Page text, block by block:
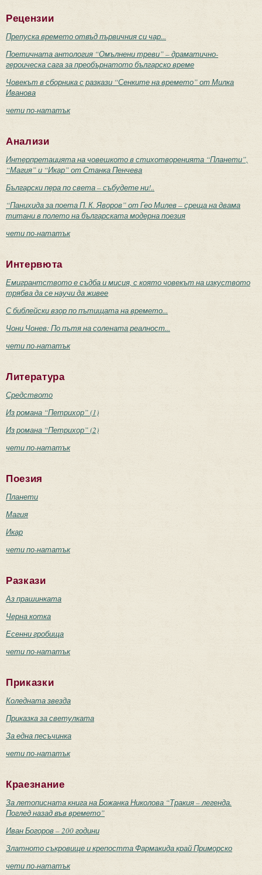
Рецензии
Препуска времето отвъд първичния си чар...
Поетичната антология “Омълнени треви” – драматично-
героическа сага за преобърнатото българско време
Човекът в сборника с разкази “Сенките на времето” от Милка
Иванова
чети по-нататък
Анализи
Интерпретацията на човешкото в стихотворенията “Планети”,
“Магия” и “Икар” от Станка Пенчева
Български пера по света – събудете ни!..
“Панихида за поета П. К. Яворов” от Гео Милев – среща на двама
титани в полето на българската модерна поезия
чети по-нататък
Интервюта
Емигрантството е съдба и мисия, с която човекът на изкуството
трябва да се научи да живее
С библейски взор по пътищата на времето...
Чони Чонев: По пътя на солената реалност...
чети по-нататък
Литература
Средството
Из романа “Петрихор” (1)
Из романа “Петрихор” (2)
чети по-нататък
Поезия
Планети
Магия
Икар
чети по-нататък
Разкази
Аз прашинката
Черна котка
Есенни гробища
чети по-нататък
Приказки
Коледната звезда
Приказка за светулката
За една песъчинка
чети по-нататък
Краезнание
За летописната книга на Божанка Николова “Тракия – легенда.
Поглед назад във времето”
Иван Богоров – 200 години
Златното съкровище и крепостта Фармакида край Приморско
чети по-нататък